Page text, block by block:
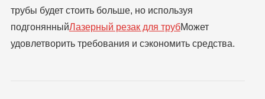
трубы будет стоить больше, но используя
подгонянныйЛазерный резак для трубМожет
удовлетворить требования и сэкономить средства.